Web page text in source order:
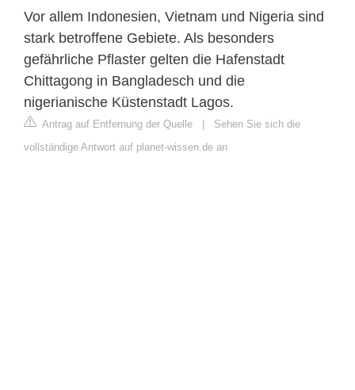
Vor allem Indonesien, Vietnam und Nigeria sind
stark betroffene Gebiete. Als besonders
gefährliche Pflaster gelten die Hafenstadt
Chittagong in Bangladesch und die
nigerianische Küstenstadt Lagos.
Antrag auf Entfernung der Quelle | Sehen Sie sich die
vollständige Antwort auf planet-wissen.de an